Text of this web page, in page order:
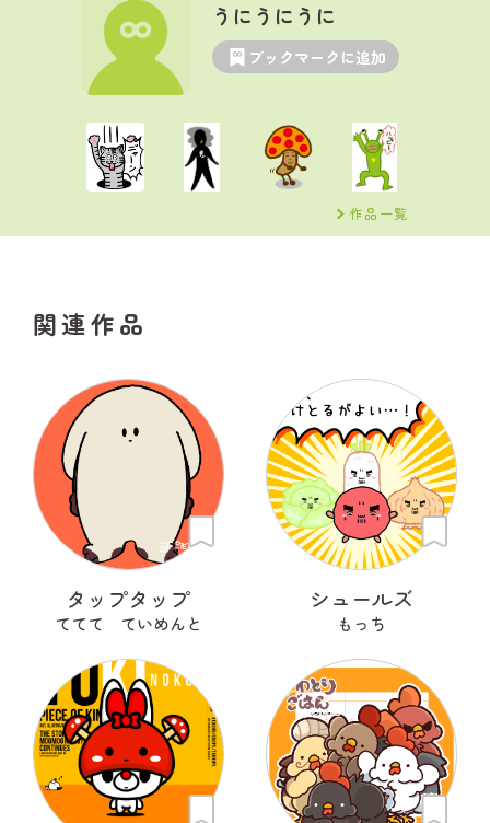
うにうにうに
ブックマークに追加
作品一覧
関連作品
タップタップ
ててて ていめんと
シュールズ
もっち